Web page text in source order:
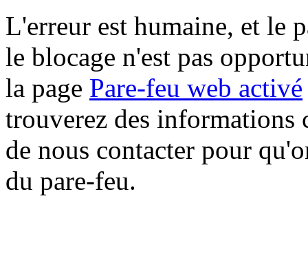
L'erreur est humaine, et le
le blocage n'est pas
la page Pare-feu web activé
trouverez des informations
de nous contacter pour
du pare-feu.